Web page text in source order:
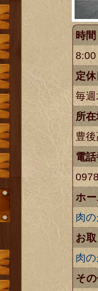
時間
定休
毎週
所
豊
電
ホ
肉
お
肉
そ